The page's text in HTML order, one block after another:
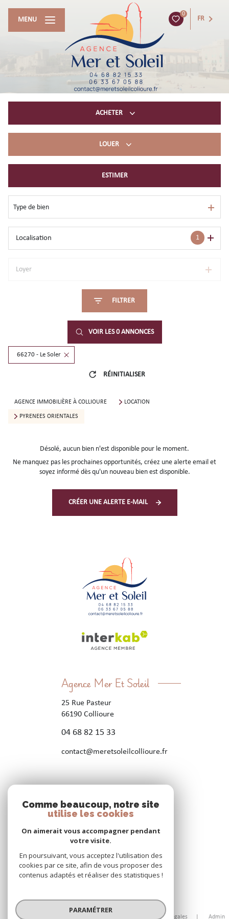
0
FR
MENU
ACHETER
LOUER
immobilier professionnel
ESTIMER
Type de bien
1
Localisation
Loyer
FILTRER
VOIR LES0ANNONCES
66270 - Le Soler
RÉINITIALISER
AGENCE IMMOBILIÈRE À COLLIOURE LOCATION
PYRENEES ORIENTALES
Désolé, aucun bien n'est disponible pour le moment.
Ne manquez pas les prochaines opportunités, créez une alerte email et
soyez informé dès qu'un nouveau bien est disponible.
CRÉER UNE ALERTE E-MAIL
Agence Mer Et Soleil
25 Rue Pasteur
66190 Collioure
04 68 82 15 33
contact@meretsoleilcollioure.fr
Nous suivre
Mentions légales Admin
Comme beaucoup, notre site
utilise les cookies
On aimerait vous accompagner pendant
votre visite.
En poursuivant, vous acceptez l'utilisation des
cookies par ce site, afin de vous proposer des
contenus adaptés et réaliser des statistiques !
PARAMÉTRER